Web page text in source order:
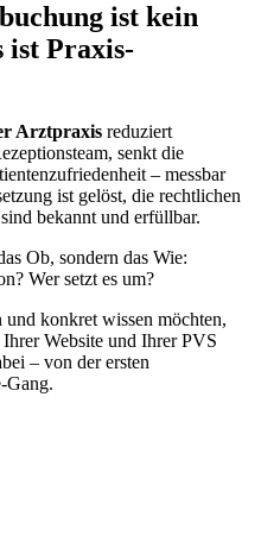
ist kein
ist Praxis-
Arztpraxis reduziert
senkt die
– messbar
ist gelöst, die rechtlichen
bekannt und erfüllbar.
Ob, sondern das Wie:
Wer setzt es um?
konkret wissen möchten,
Website und Ihrer PVS
– von der ersten
Gang.